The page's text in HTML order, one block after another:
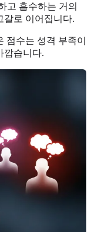
고 흡수하는 거의
갈로 이어집니다.
점수는 성격 부족이
깝습니다.